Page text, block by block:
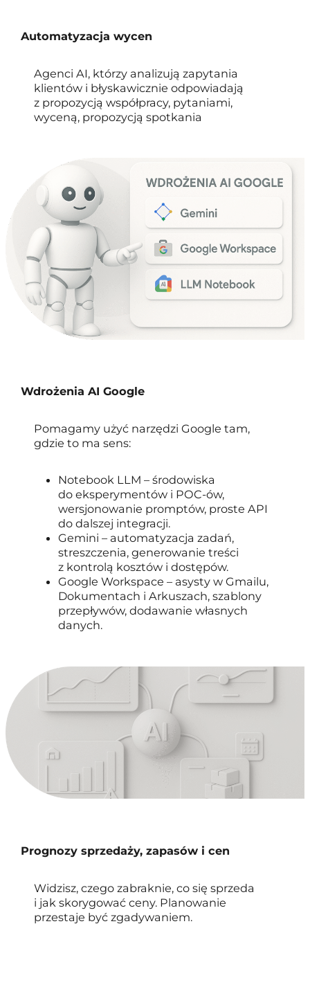
Automatyzacja wycen
Agenci AI, którzy analizują zapytania
klientów i błyskawicznie odpowiadają
z propozycją współpracy, pytaniami,
wyceną, propozycją spotkania
Wdrożenia AI Google
Pomagamy użyć narzędzi Google tam,
gdzie to ma sens:
Notebook LLM – środowiska
do eksperymentów i POC-ów,
wersjonowanie promptów, proste API
do dalszej integracji.
Gemini – automatyzacja zadań,
streszczenia, generowanie treści
z kontrolą kosztów i dostępów.
Google Workspace – asysty w Gmailu,
Dokumentach i Arkuszach, szablony
przepływów, dodawanie własnych
danych.
Prognozy sprzedaży, zapasów i cen
Widzisz, czego zabraknie, co się sprzeda
i jak skorygować ceny. Planowanie
przestaje być zgadywaniem.